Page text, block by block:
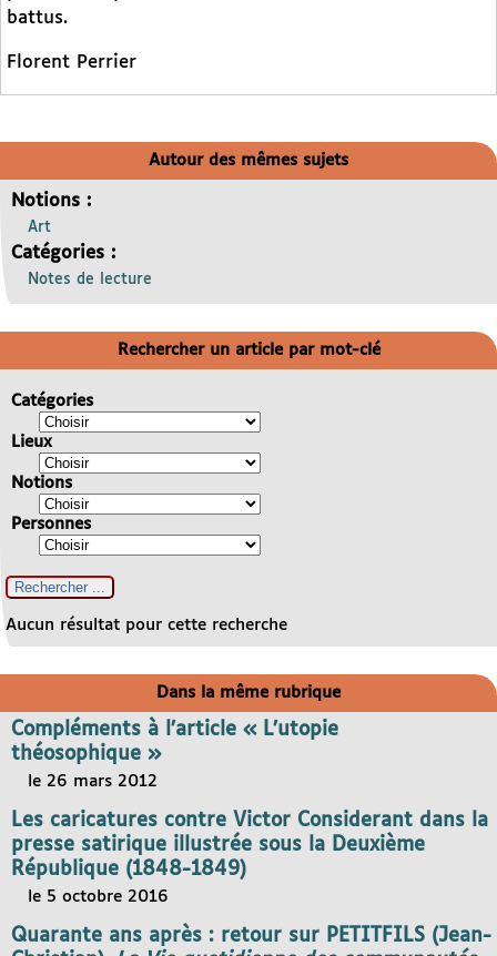
battus.
Florent Perrier
Autour des mêmes sujets
Notions :
Art
Catégories :
Notes de lecture
Rechercher un article par mot-clé
Catégories
Lieux
Notions
Personnes
Aucun résultat pour cette recherche
Dans la même rubrique
Compléments à l’article « L’utopie
théosophique »
le 26 mars 2012
Les caricatures contre Victor Considerant dans la
presse satirique illustrée sous la Deuxième
République (1848-1849)
le 5 octobre 2016
Quarante ans après : retour sur PETITFILS (Jean-